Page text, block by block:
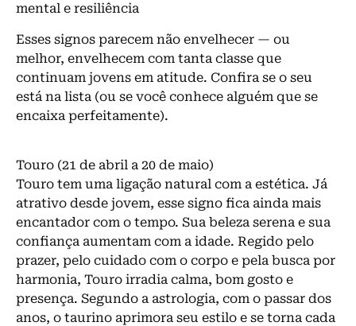
mental e resiliência
Esses signos parecem não envelhecer — ou
melhor, envelhecem com tanta classe que
continuam jovens em atitude. Confira se o seu
está na lista (ou se você conhece alguém que se
encaixa perfeitamente).
Touro (21 de abril a 20 de maio)
Touro tem uma ligação natural com a estética. Já
atrativo desde jovem, esse signo fica ainda mais
encantador com o tempo. Sua beleza serena e sua
confiança aumentam com a idade. Regido pelo
prazer, pelo cuidado com o corpo e pela busca por
harmonia, Touro irradia calma, bom gosto e
presença. Segundo a astrologia, com o passar dos
anos, o taurino aprimora seu estilo e se torna cada